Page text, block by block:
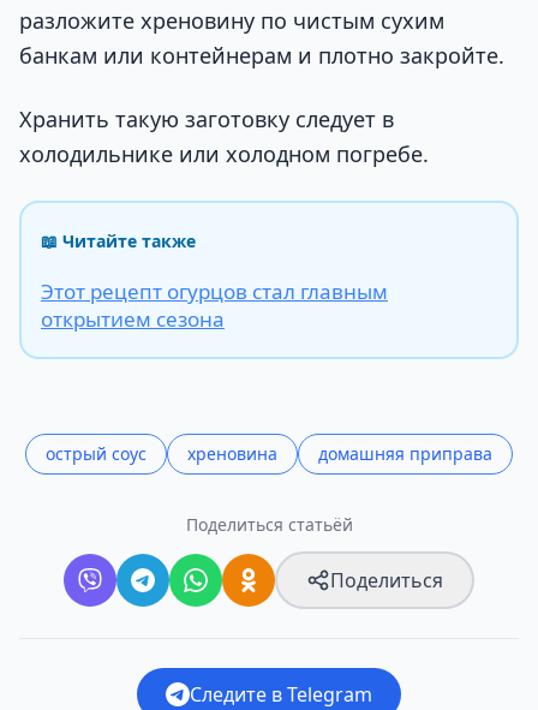
разложите хреновину по чистым сухим
банкам или контейнерам и плотно закройте.
Хранить такую заготовку следует в
холодильнике или холодном погребе.
📖 Читайте также
Этот рецепт огурцов стал главным
открытием сезона
острый соус хреновина домашняя приправа
Поделиться статьёй
Поделиться
Следите в Telegram